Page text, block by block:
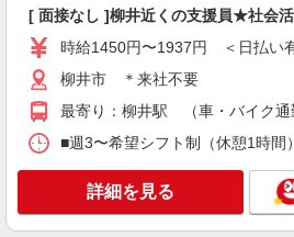
[ 面接なし ]柳井近くの支援員★社会
時給1450円〜1937円 ＜日払い
柳井市 ＊来社不要
最寄り：柳井駅 （車・バイク通
■週3〜希望シフト制（休憩1時
詳細を見る